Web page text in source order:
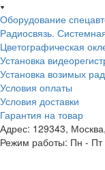
Оборудование
Радиосвязь.
Цветографическая
Установка
Установка возимых
Условия оплаты
Условия доставки
Гарантия на товар
Адрес: 129343,
Режим работы: Пн - Пт